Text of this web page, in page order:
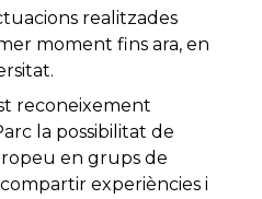
realitzades
moment fins ara, en
reconeixement
la possibilitat de
en grups de
experiències i